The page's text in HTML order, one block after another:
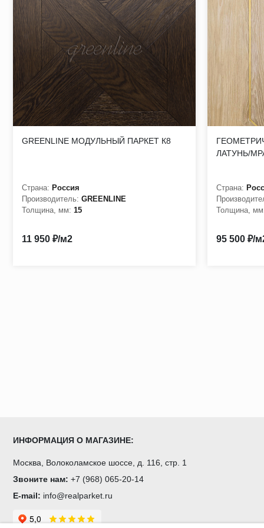
отсутствие чувствительности к перепадам влажности.
Модульный паркет от производителя Kochanelli
характеристик, великолепного внешнего вида и
Изображение носит информативный характер, и может
GREENLINE МОДУЛЬНЫЙ ПАРКЕТ К8
Страна: Россия
Производитель: GREENLINE
Толщина, мм: 15
11 950 ₽/м2
ЛАТУНЬ/
Страна:
Толщина,
95 500 ₽/
ИНФОРМАЦИЯ О МАГАЗИНЕ:
Москва, Волоколамское шоссе, д. 116, стр. 1
Звоните нам: +7 (968) 065-20-14
E-mail: info@realparket.ru